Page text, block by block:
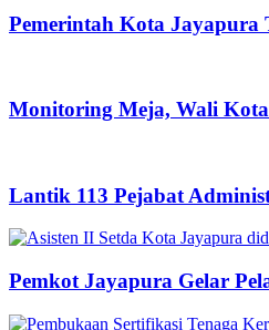
Pemerintah Kota
Monitoring Meja, Wali Kota
Lantik 113 Pejabat
Pemkot Jayapura Gelar